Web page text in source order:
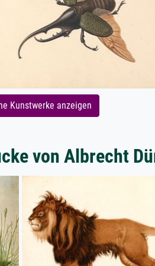
Kunstwerke anzeigen
von Albrecht